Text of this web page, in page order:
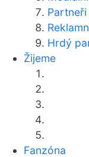
Hrdý
Žijeme
Fanzóna